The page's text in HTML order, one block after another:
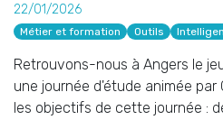
22/01/2026
Métier et formation Outils
Retrouvons-nous à Angers le
une journée d'étude animée par
les objectifs de cette journée :